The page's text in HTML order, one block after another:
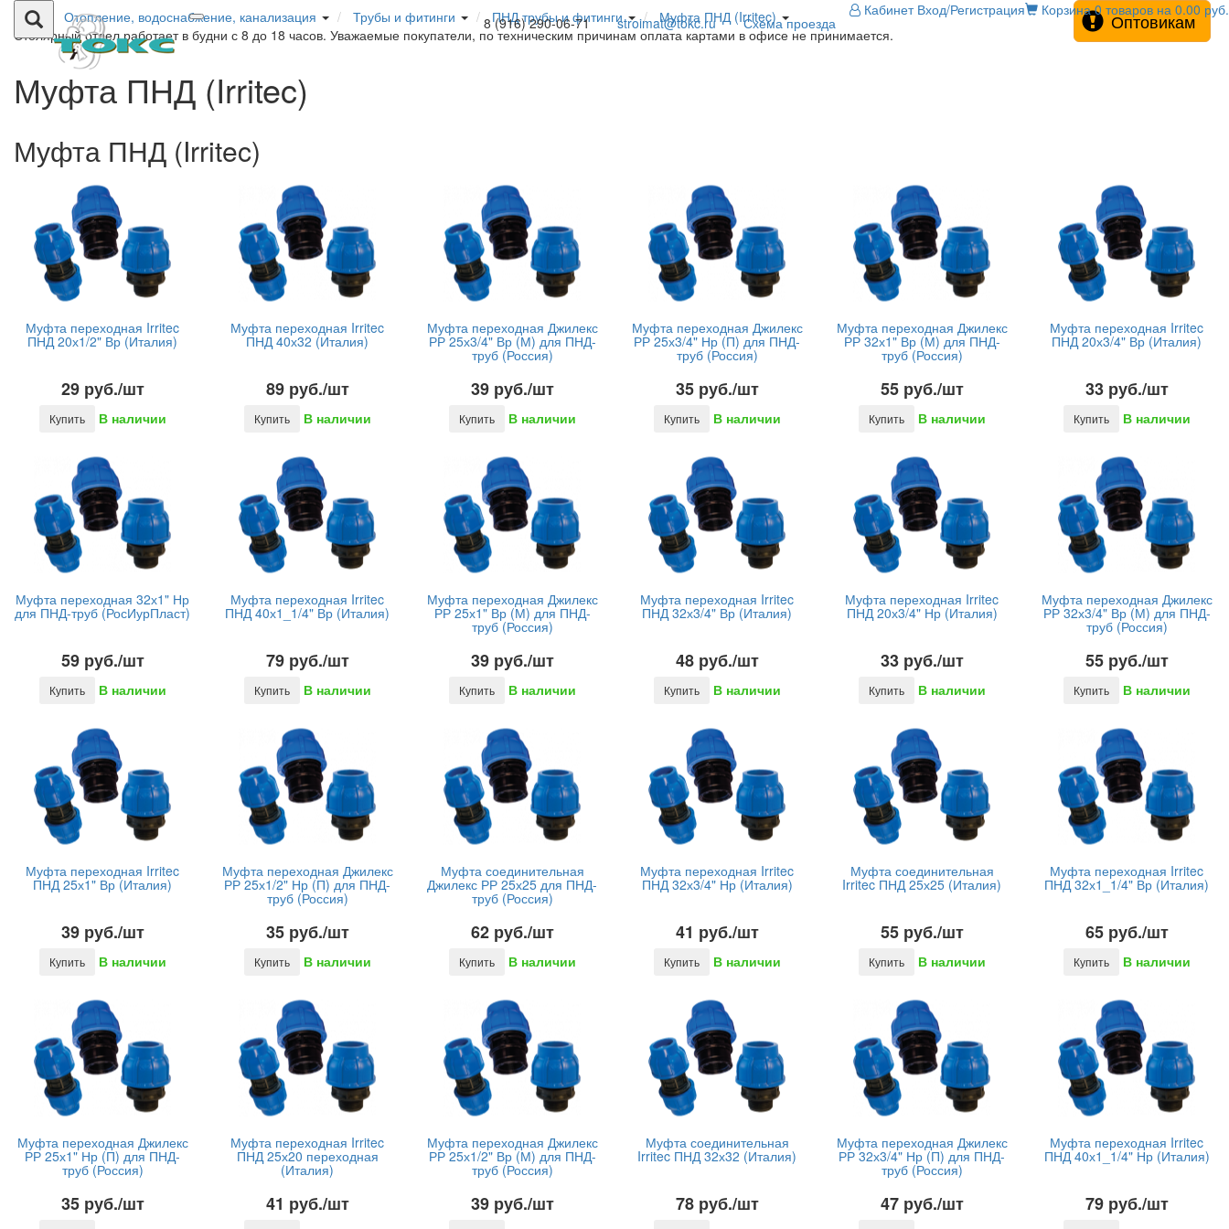
8 (916) 290-06-71 stroimat@tokc.ru Схема проезда
Кабинет Вход/Регистрация Корзина 0 товаров на 0.00 руб.
Отопление, водоснабжение, канализация Трубы и фитинги ПНД трубы и фитинги
Муфта ПНД (Irritec)
Столярный отдел работает в будни с 8 до 18 часов. Уважаемые покупатели, по техническим причинам оплата картами в офисе не принимается.
Оптовикам
Муфта ПНД (Irritec)
Муфта ПНД (Irritec)
Муфта переходная Irritec
ПНД 20х1/2" Вр (Италия)
29 руб./шт
Купить В наличии
Муфта переходная Irritec
ПНД 40х32 (Италия)
89 руб./шт
Купить В наличии
Муфта переходная Джилекс
РР 25х3/4" Вр (М) для ПНД-
труб (Россия)
39 руб./шт
Купить В наличии
Муфта переходная Джилекс
РР 25х3/4" Нр (П) для ПНД-
труб (Россия)
35 руб./шт
Купить В наличии
Муфта переходная Джилекс
РР 32х1" Вр (М) для ПНД-
труб (Россия)
55 руб./шт
Купить В наличии
Муфта переходная Irritec
ПНД 20х3/4" Вр (Италия)
33 руб./шт
Купить В наличии
Муфта переходная 32х1" Нр
для ПНД-труб (РосИурПласт)
59 руб./шт
Купить В наличии
Муфта переходная Irritec
ПНД 40х1_1/4" Вр (Италия)
79 руб./шт
Купить В наличии
Муфта переходная Джилекс
РР 25х1" Вр (М) для ПНД-
труб (Россия)
39 руб./шт
Купить В наличии
Муфта переходная Irritec
ПНД 32х3/4" Вр (Италия)
48 руб./шт
Купить В наличии
Муфта переходная Irritec
ПНД 20х3/4" Нр (Италия)
33 руб./шт
Купить В наличии
Муфта переходная Джилекс
РР 32х3/4" Вр (М) для ПНД-
труб (Россия)
55 руб./шт
Купить В наличии
Муфта переходная Irritec
ПНД 25х1" Вр (Италия)
39 руб./шт
Купить В наличии
Муфта переходная Джилекс
РР 25х1/2" Нр (П) для ПНД-
труб (Россия)
35 руб./шт
Купить В наличии
Муфта соединительная
Джилекс РР 25х25 для ПНД-
труб (Россия)
62 руб./шт
Купить В наличии
Муфта переходная Irritec
ПНД 32х3/4" Нр (Италия)
41 руб./шт
Купить В наличии
Муфта соединительная
Irritec ПНД 25х25 (Италия)
55 руб./шт
Купить В наличии
Муфта переходная Irritec
ПНД 32х1_1/4" Вр (Италия)
65 руб./шт
Купить В наличии
Муфта переходная Джилекс
РР 25х1" Нр (П) для ПНД-
труб (Россия)
35 руб./шт
Муфта переходная Irritec
ПНД 25х20 переходная
(Италия)
41 руб./шт
Муфта переходная Джилекс
РР 25х1/2" Вр (М) для ПНД-
труб (Россия)
39 руб./шт
Муфта соединительная
Irritec ПНД 32х32 (Италия)
78 руб./шт
Муфта переходная Джилекс
РР 32х3/4" Нр (П) для ПНД-
труб (Россия)
47 руб./шт
Муфта переходная Irritec
ПНД 40х1_1/4" Нр (Италия)
79 руб./шт